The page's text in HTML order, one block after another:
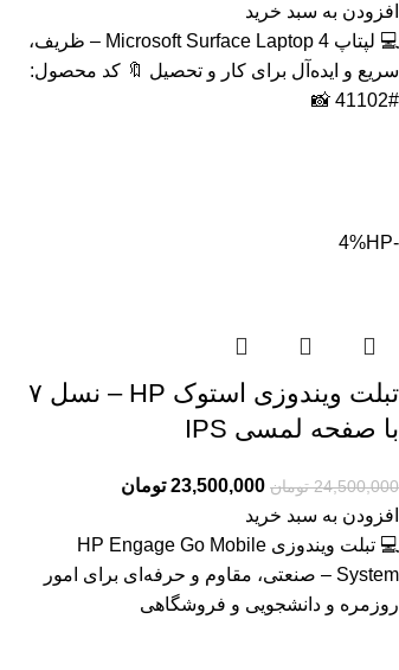
افزودن به سبد خرید
💻 لپتاپ Microsoft Surface Laptop 4 – ظریف،
سریع و ایده‌آل برای کار و تحصیل 🔖 کد محصول:
#41102 📸
-4%
HP
تبلت ویندوزی استوک HP – نسل ۷
با صفحه لمسی IPS
24,500,000 تومان 23,500,000 تومان
افزودن به سبد خرید
💻 تبلت ویندوزی HP Engage Go Mobile
System – صنعتی، مقاوم و حرفه‌ای برای امور
روزمره و دانشجویی و فروشگاهی